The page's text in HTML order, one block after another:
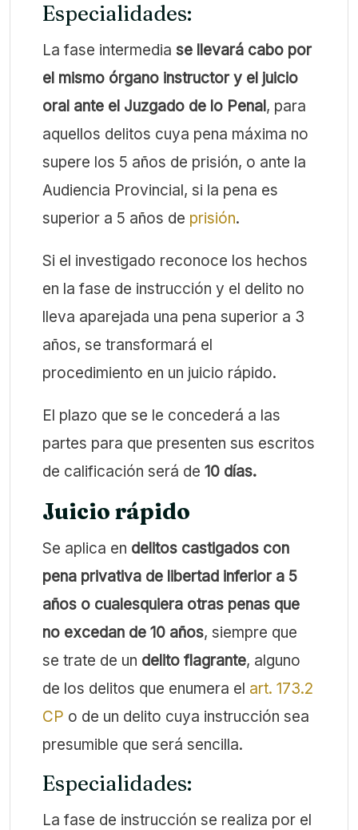
Especialidades:
La fase intermedia se llevará cabo por
el mismo órgano instructor y el juicio
oral ante el Juzgado de lo Penal, para
aquellos delitos cuya pena máxima no
supere los 5 años de prisión, o ante la
Audiencia Provincial, si la pena es
superior a 5 años de prisión.
Si el investigado reconoce los hechos
en la fase de instrucción y el delito no
lleva aparejada una pena superior a 3
años, se transformará el
procedimiento en un juicio rápido.
El plazo que se le concederá a las
partes para que presenten sus escritos
de calificación será de 10 días.
Juicio rápido
Se aplica en delitos castigados con
pena privativa de libertad inferior a 5
años o cualesquiera otras penas que
no excedan de 10 años, siempre que
se trate de un delito flagrante, alguno
de los delitos que enumera el art. 173.2
CP o de un delito cuya instrucción sea
presumible que será sencilla.
Especialidades:
La fase de instrucción se realiza por el